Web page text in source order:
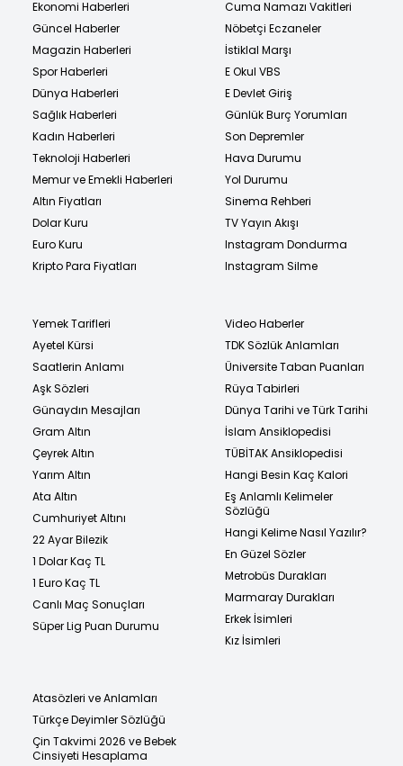
Ekonomi Haberleri
Güncel Haberler
Magazin Haberleri
Spor Haberleri
Dünya Haberleri
Sağlık Haberleri
Kadın Haberleri
Teknoloji Haberleri
Memur ve Emekli Haberleri
Altın Fiyatları
Dolar Kuru
Euro Kuru
Kripto Para Fiyatları
Cuma Namazı Vakitleri
Nöbetçi Eczaneler
İstiklal Marşı
E Okul VBS
E Devlet Giriş
Günlük Burç Yorumları
Son Depremler
Hava Durumu
Yol Durumu
Sinema Rehberi
TV Yayın Akışı
Instagram Dondurma
Instagram Silme
Yemek Tarifleri
Ayetel Kürsi
Saatlerin Anlamı
Aşk Sözleri
Günaydın Mesajları
Gram Altın
Çeyrek Altın
Yarım Altın
Ata Altın
Cumhuriyet Altını
22 Ayar Bilezik
1 Dolar Kaç TL
1 Euro Kaç TL
Canlı Maç Sonuçları
Süper Lig Puan Durumu
Video Haberler
TDK Sözlük Anlamları
Üniversite Taban Puanları
Rüya Tabirleri
Dünya Tarihi ve Türk Tarihi
İslam Ansiklopedisi
TÜBİTAK Ansiklopedisi
Hangi Besin Kaç Kalori
Eş Anlamlı Kelimeler
Sözlüğü
Hangi Kelime Nasıl Yazılır?
En Güzel Sözler
Metrobüs Durakları
Marmaray Durakları
Erkek İsimleri
Kız İsimleri
Atasözleri ve Anlamları
Türkçe Deyimler Sözlüğü
Çin Takvimi 2026 ve Bebek
Cinsiyeti Hesaplama